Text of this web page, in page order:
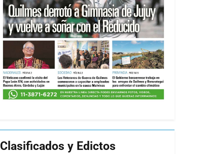
Clasificados y Edictos